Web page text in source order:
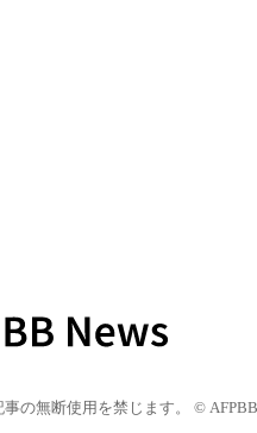
の無断使用を禁じます。 © AFPBB